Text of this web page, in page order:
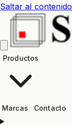
Saltar al contenido
Productos
Marcas Contacto